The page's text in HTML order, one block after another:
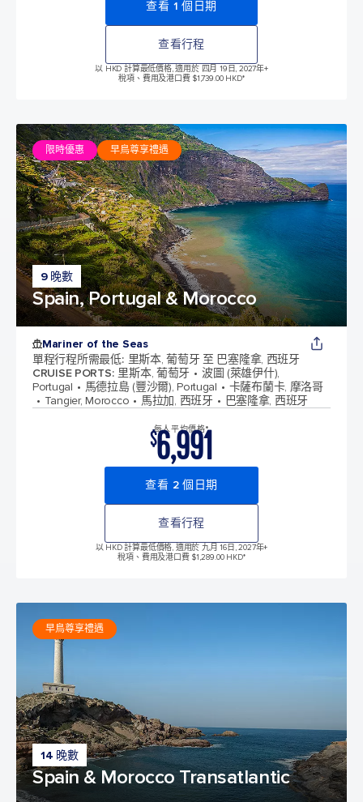
查看 1 個日期
查看行程
以 HKD 計算最低價格, 適用於 四月 19日, 2027年+
稅項、費用及港口費 $1,739.00 HKD*
9 晚數
Spain, Portugal & Morocco
限時優惠 早鳥尊享禮遇
Mariner of the Seas
單程行程所需最低: 里斯本, 葡萄牙 至 巴塞隆拿, 西班牙
CRUISE PORTS: 里斯本, 葡萄牙
波圖 (萊雄伊什),
Portugal
馬德拉島 (豐沙爾), Portugal
卡薩布蘭卡, 摩洛哥
Tangier, Morocco
馬拉加, 西班牙 巴塞隆拿, 西班牙
每人平均價格*
$6,991
查看 2 個日期
查看行程
以 HKD 計算最低價格, 適用於 九月 16日, 2027年+
稅項、費用及港口費 $1,289.00 HKD*
14 晚數
Spain & Morocco Transatlantic
早鳥尊享禮遇